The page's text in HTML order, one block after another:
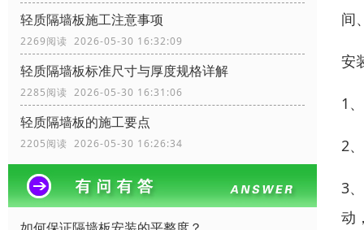
轻质隔墙板施工注意事项
2269阅读 2026-05-30 16:32:09
轻质隔墙板标准尺寸与厚度规格详解
2285阅读 2026-05-30 16:31:06
轻质隔墙板的施工要点
2205阅读 2026-05-30 16:26:34
间
安
1
2
3
动